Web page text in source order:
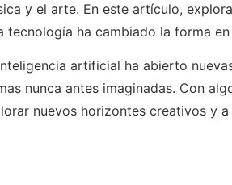
y el arte. En este artículo,
tecnología ha cambiado la forma
artificial ha abierto
nunca antes imaginadas. Con
nuevos horizontes creativos y